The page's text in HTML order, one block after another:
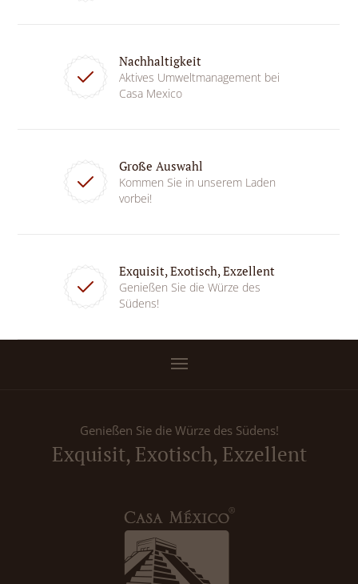
Nachhaltigkeit
Aktives Umweltmanagement bei
Casa Mexico
Große Auswahl
Kommen Sie in unserem Laden
vorbei!
Exquisit, Exotisch, Exzellent
Genießen Sie die Würze des
Südens!
Genießen Sie die Würze des Südens!
Exquisit, Exotisch, Exzellent